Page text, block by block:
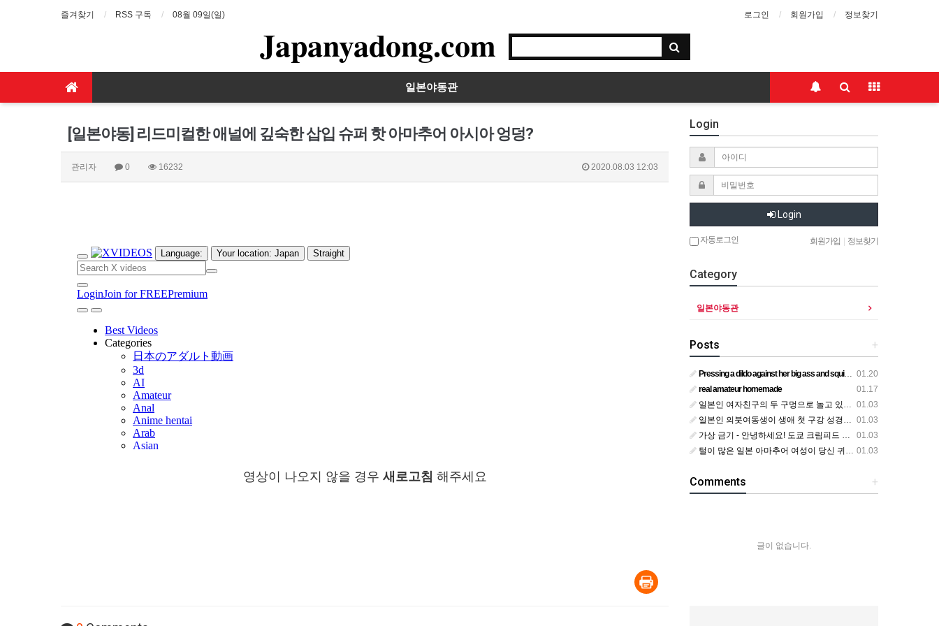
즐겨찾기 RSS 구독 08월 09일(일) 로그인 회원가입 정보찾기
Japanyadong.com
일본야동관
[일본야동] 리드미컬한 애널에 깊숙한 삽입 슈퍼 핫 아마추어 아시아 엉덩?
관리자 0 16232 2020.08.03 12:03
영상이 나오지 않을 경우 새로고침 해주세요
Login
Login
자동로그인 회원가입 정보찾기
Category
일본야동관
+
Posts
01.20
Pressing a dildo against her big ass and squirting from below
01.17
real amateur homemade
01.03
일본인 여자친구의 두 구멍으로 놀고 있어요
01.03
일본인 의붓여동생이 생애 첫 구강 성경험을 공개하다
01.03
가상 금기 - 안녕하세요! 도쿄 크림피드 시엘에서
01.03
털이 많은 일본 아마추어 여성이 당신 귀에 대고 신음하며 자위합니다. 그녀가 오르가즘에 도달하는 모습을 보세요?
+
Comments
글이 없습니다.